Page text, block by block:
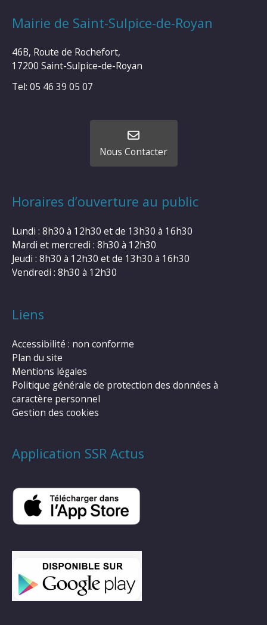
Mairie de Saint-Sulpice-de-Royan
46B, Route de Rochefort,
17200 Saint-Sulpice-de-Royan
Tel: 05 46 39 05 07
Nous Contacter
Horaires d’ouverture au public
Lundi : 8h30 à 12h30 et de 13h30 à 16h30
Mardi et mercredi : 8h30 à 12h30
Jeudi : 8h30 à 12h30 et de 13h30 à 16h30
Vendredi : 8h30 à 12h30
Liens
Accessibilité : non conforme
Plan du site
Mentions légales
Politique générale de protection des données à
caractère personnel
Gestion des cookies
Application SSR Actus